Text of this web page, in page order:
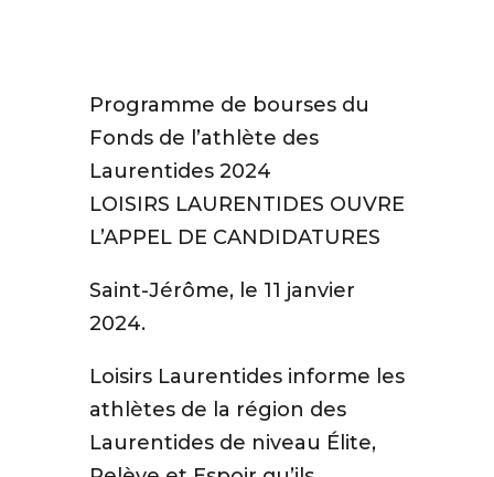
Programme de bourses du
Fonds de l’athlète des
Laurentides 2024
LOISIRS LAURENTIDES OUVRE
L’APPEL DE CANDIDATURES
Saint-Jérôme, le 11 janvier
2024.
Loisirs Laurentides informe les
athlètes de la région des
Laurentides de niveau Élite,
Courriel
M'ABONNE